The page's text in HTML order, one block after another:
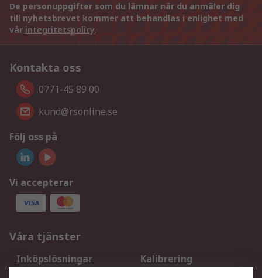
De personuppgifter som du lämnar när du anmäler dig
till nyhetsbrevet kommer att behandlas i enlighet med
vår integritetspolicy.
Kontakta oss
0771-45 89 00
kund@rsonline.se
Följ oss på
Vi accepterar
Våra tjänster
Inköpslösningar
Kalibrering